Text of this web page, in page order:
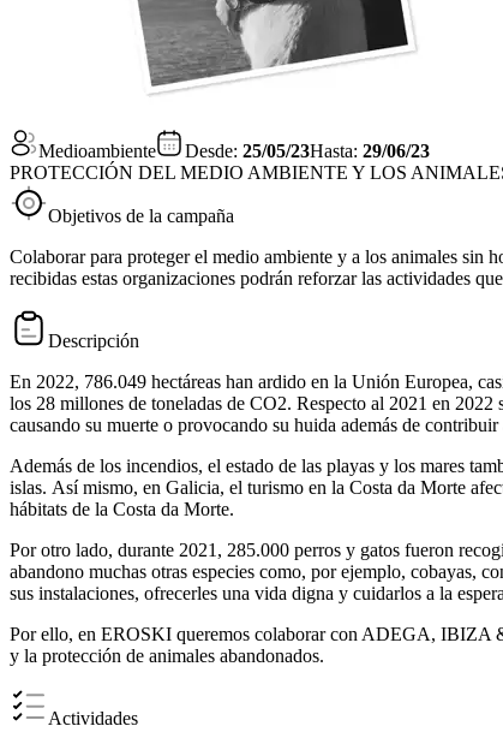
Medioambiente Desde: 25/05/23Hasta: 29/06/23
PROTECCIÓN DEL MEDIO AMBIENTE Y LOS
Objetivos de la campaña
Colaborar para proteger el medio ambiente y a los animales
recibidas estas organizaciones podrán reforzar las actividades
Descripción
En 2022, 786.049 hectáreas han ardido en la Unión Europea,
los 28 millones de toneladas de CO2. Respecto al 2021 en
causando su muerte o provocando su huida además de
Además de los incendios, el estado de las playas y los mares
islas. Así mismo, en Galicia, el turismo en la Costa da Morte
hábitats de la Costa da Morte.
Por otro lado, durante 2021, 285.000 perros y gatos fueron
abandono muchas otras especies como, por ejemplo, cobayas,
sus instalaciones, ofrecerles una vida digna y cuidarlos a la
Por ello, en EROSKI queremos colaborar con ADEGA,
y la protección de animales abandonados.
Actividades